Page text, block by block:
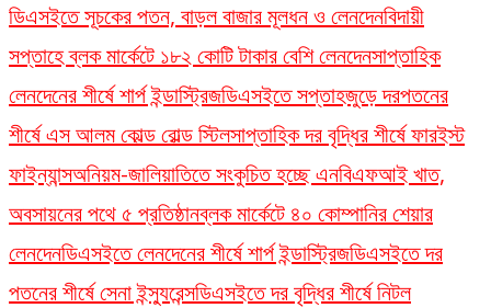
ডিএসইতে সূচকের পতন, বাড়ল বাজার মূলধন ও লেনদেনবিদায়ী
সপ্তাহে ব্লক মার্কেটে ১৮২ কোটি টাকার বেশি লেনদেনসাপ্তাহিক
লেনদেনের শীর্ষে শার্প ইন্ডাস্ট্রিজডিএসইতে সপ্তাহজুড়ে দরপতনের
শীর্ষে এস আলম কোল্ড রোল্ড স্টিলসাপ্তাহিক দর বৃদ্ধির শীর্ষে ফারইস্ট
ফাইন্যান্সঅনিয়ম-জালিয়াতিতে সংকুচিত হচ্ছে এনবিএফআই খাত,
অবসায়নের পথে ৫ প্রতিষ্ঠানব্লক মার্কেটে ৪০ কোম্পানির শেয়ার
লেনদেনডিএসইতে লেনদেনের শীর্ষে শার্প ইন্ডাস্ট্রিজডিএসইতে দর
পতনের শীর্ষে সেনা ইন্স্যুরেন্সডিএসইতে দর বৃদ্ধির শীর্ষে নিটল